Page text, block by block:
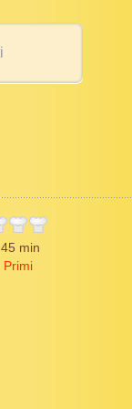
45 min
Primi